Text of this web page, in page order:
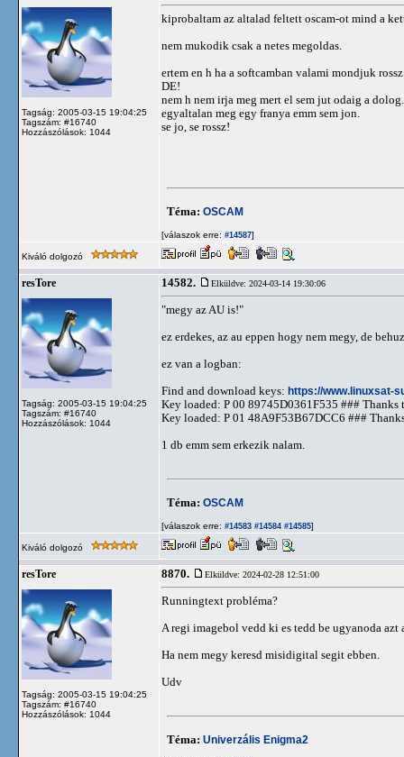
Tagság: 2005-03-15 19:04:25
Tagszám: #16740
Hozzászólások: 1044
kiprobaltam az altalad feltett oscam-ot mind a
nem mukodik csak a netes megoldas.
ertem en h ha a softcamban valami mondjuk
DE!
nem h nem irja meg mert el sem jut odaig a dolog.
egyaltalan meg egy franya emm sem jon.
se jo, se rossz!
Téma: OSCAM
[válaszok erre: #14587]
Kiváló dolgozó
resTore
Tagság: 2005-03-15 19:04:25
Tagszám: #16740
Hozzászólások: 1044
14582. Elküldve: 2024-03-14 19:30:06
"megy az AU is!"
ez erdekes, az au eppen hogy nem megy, de
ez van a logban:
Find and download keys: https://www.linuxsat-
Key loaded: P 00 89745D0361F535 ### Thanks
Key loaded: P 01 48A9F53B67DCC6 ###
1 db emm sem erkezik nalam.
Téma: OSCAM
[válaszok erre: #14583 #14584 #14585]
Kiváló dolgozó
resTore
Tagság: 2005-03-15 19:04:25
Tagszám: #16740
Hozzászólások: 1044
8870. Elküldve: 2024-02-28 12:51:00
Runningtext probléma?
A regi imagebol vedd ki es tedd be ugyanoda azt
Ha nem megy keresd misidigital segit ebben.
Udv
Téma: Univerzális Enigma2